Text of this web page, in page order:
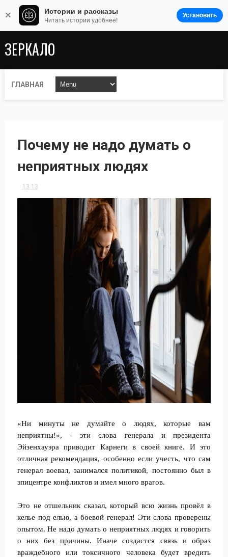
ЗЕРКАЛО
ГЛАВНАЯ
Почему не надо думать о
неприятных людях
13:13
«Ни минуты не думайте о людях, которые вам
неприятны!», - эти слова генерала и президента
Эйзенхауэра приводит Карнеги в своей книге. И это
отличная рекомендация, особенно если учесть, что сам
генерал воевал, занимался политикой, постоянно был в
эпицентре конфликтов и имел много врагов.
Это не отшельник сказал, который всю жизнь провёл в
келье под елью, а боевой генерал! Эти слова проверены
опытом. Не надо думать о неприятных людях и говорить
о них без причины. Иначе создастся связь и образ
враждебного или токсичного человека будет вредить
× Истории и рассказы
Читать истории удобнее!
Установить